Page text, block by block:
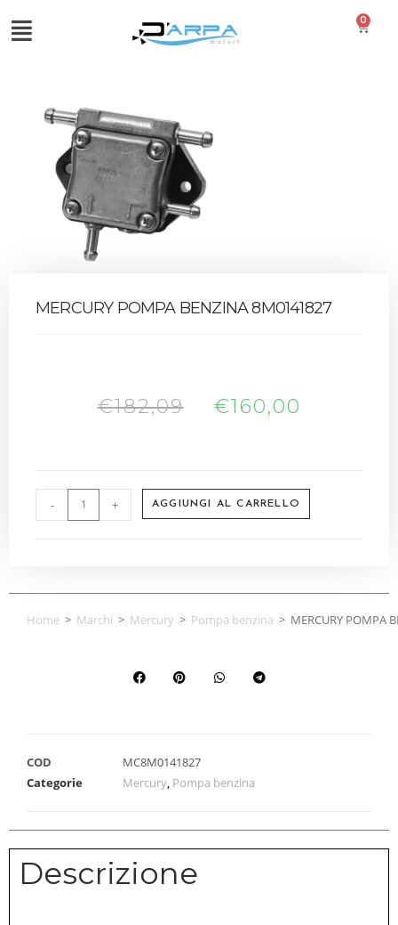
0
MERCURY POMPA BENZINA 8M0141827
€182,09 €160,00
- + AGGIUNGI AL CARRELLO
Home > Marchi > Mercury > Pompa benzina > MERCURY POMPA
COD
MC8M0141827
Categorie
Mercury Pompa benzina
Descrizione